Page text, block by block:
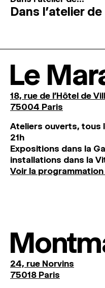
Dans l’atelier
Le
18, rue de l'Hôtel de
75004 Paris
Ateliers ouverts, tous
21h
Expositions dans la
installations dans la
Voir la
24, rue Norvins
75018 Paris